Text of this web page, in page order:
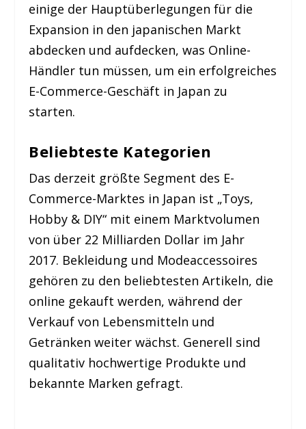
einige der Hauptüberlegungen für die
Expansion in den japanischen Markt
abdecken und aufdecken, was Online-
Händler tun müssen, um ein erfolgreiches
E-Commerce-Geschäft in Japan zu
starten.
Beliebteste Kategorien
Das derzeit größte Segment des E-
Commerce-Marktes in Japan ist „Toys,
Hobby & DIY“ mit einem Marktvolumen
von über 22 Milliarden Dollar im Jahr
2017. Bekleidung und Modeaccessoires
gehören zu den beliebtesten Artikeln, die
online gekauft werden, während der
Verkauf von Lebensmitteln und
Getränken weiter wächst. Generell sind
qualitativ hochwertige Produkte und
bekannte Marken gefragt.